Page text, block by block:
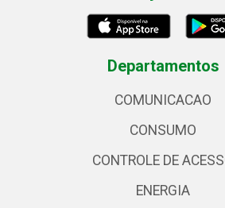
Departamentos
COMUNICACAO
CONSUMO
CONTROLE DE
ENERGIA